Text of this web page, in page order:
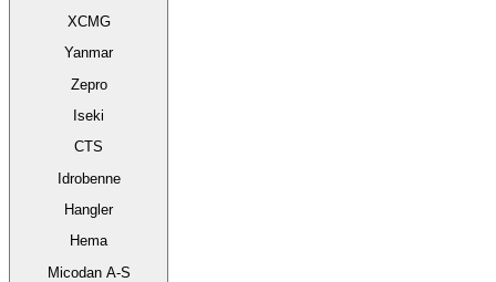
XCMG
Yanmar
Zepro
Iseki
CTS
Idrobenne
Hangler
Hema
Micodan A-S